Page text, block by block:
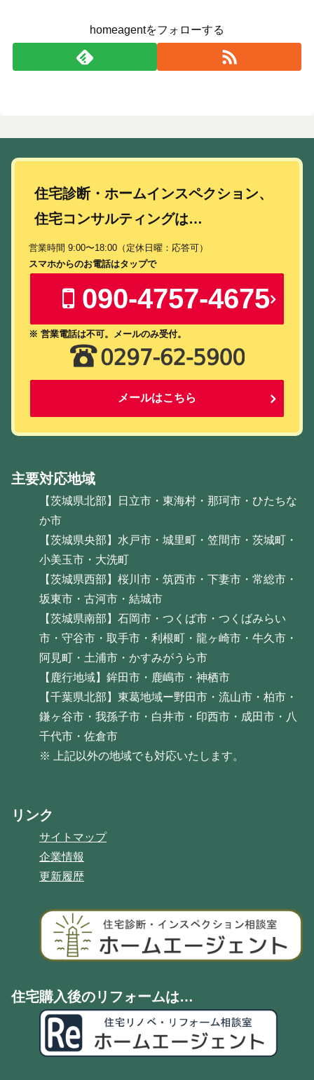
homeagentをフォローする
住宅診断・ホームインスペクション、
住宅コンサルティングは…
営業時間 9:00〜18:00（定休日曜：応答可）
スマホからのお電話はタップで
090-4757-4675
※ 営業電話は不可。メールのみ受付。
メールはこちら
主要対応地域
【茨城県北部】日立市・東海村・那珂市・ひたちな
か市
【茨城県央部】水戸市・城里町・笠間市・茨城町・
小美玉市・大洗町
【茨城県西部】桜川市・筑西市・下妻市・常総市・
坂東市・古河市・結城市
【茨城県南部】石岡市・つくば市・つくばみらい
市・守谷市・取手市・利根町・龍ヶ崎市・牛久市・
阿見町・土浦市・かすみがうら市
【鹿行地域】鉾田市・鹿嶋市・神栖市
【千葉県北部】東葛地域ー野田市・流山市・柏市・
鎌ヶ谷市・我孫子市・白井市・印西市・成田市・八
千代市・佐倉市
※ 上記以外の地域でも対応いたします。
リンク
サイトマップ
企業情報
更新履歴
住宅購入後のリフォームは…